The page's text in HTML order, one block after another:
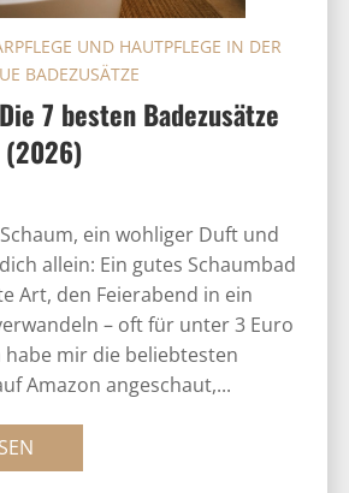
7 besten Badezusätze
UND HAUTPFLEGE IN DER
BADEZUSÄTZE
ein wohliger Duft und
allein: Ein gutes Schaumbad
Art, den Feierabend in ein
– oft für unter 3 Euro
habe mir die beliebtesten
Amazon angeschaut,...